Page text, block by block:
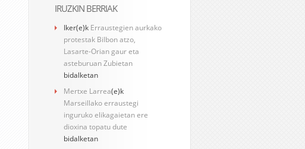
IRUZKIN BERRIAK
Iker(e)k Erraustegien aurkako
protestak Bilbon atzo,
Lasarte-Orian gaur eta
asteburuan Zubietan
bidalketan
Mertxe Larrea(e)k
Marseillako erraustegi
inguruko elikagaietan ere
dioxina topatu dute
bidalketan